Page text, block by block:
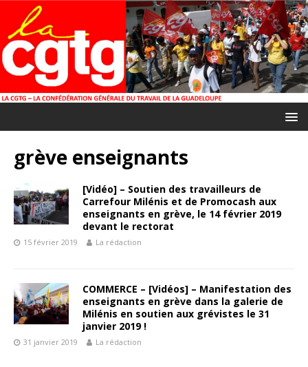
grève enseignants
[Vidéo] – Soutien des travailleurs de
Carrefour Milénis et de Promocash aux
enseignants en grève, le 14 février 2019
devant le rectorat
15 février 2019 La rédaction
COMMERCE – [Vidéos] – Manifestation des
enseignants en grève dans la galerie de
Milénis en soutien aux grévistes le 31
janvier 2019 !
31 janvier 2019 La rédaction